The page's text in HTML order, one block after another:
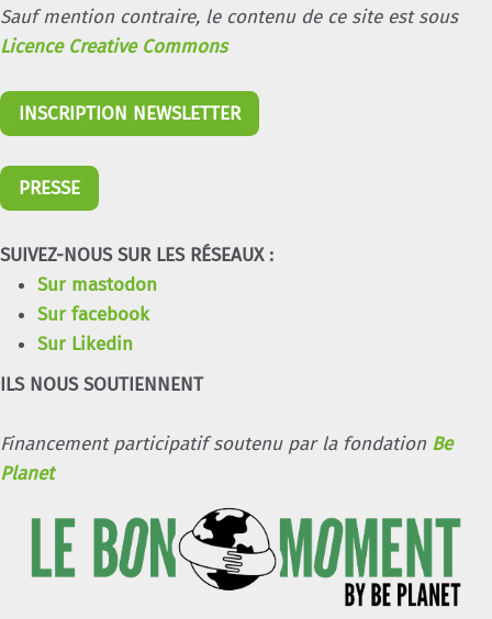
Sauf mention contraire, le contenu de ce site est sous
Licence Creative Commons
INSCRIPTION NEWSLETTER
PRESSE
SUIVEZ-NOUS SUR LES RÉSEAUX :
Sur mastodon
Sur facebook
Sur Likedin
ILS NOUS SOUTIENNENT
Financement participatif soutenu par la fondation Be
Planet